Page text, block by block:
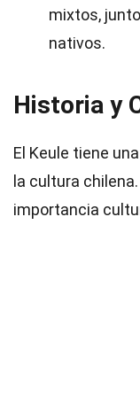
mixtos,
nativos.
Historia y
El Keule tiene
la cultura
importancia